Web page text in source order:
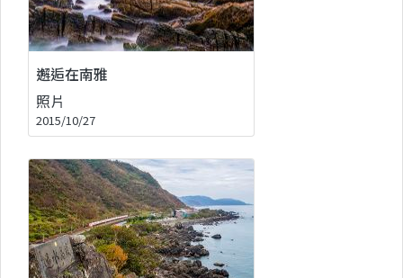
邂逅在南雅
照片
2015/10/27